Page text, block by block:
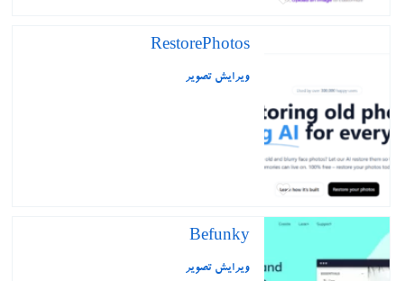
RestorePhotos
ویرایش تصویر
Befunky
ویرایش تصویر